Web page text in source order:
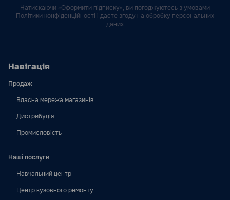
Натискаючи «Оформити підписку», ви погоджуютесь з умовами
Політики конфіденційності і даєте згоду на обробку персональних
даних
Навігація
Продаж
Власна мережа магазинів
Дистрибуція
Промисловість
Наші послуги
Навчальний центр
Центр кузовного ремонту